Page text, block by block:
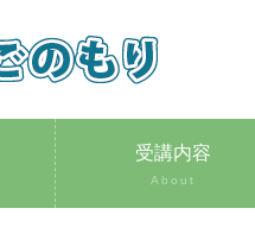
受講内容
About